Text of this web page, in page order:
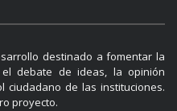
destinado a fomentar la
debate de ideas, la opinión
ciudadano de las instituciones.
proyecto.